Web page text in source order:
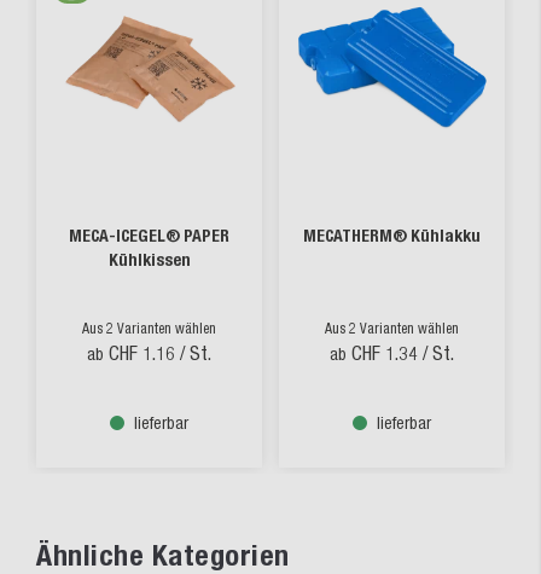
MECA-ICEGEL® PAPER
Kühlkissen
Aus 2 Varianten wählen
ab CHF 1.16 / St.
lieferbar
MECATHERM® Kühlakku
Aus 2 Varianten wählen
ab CHF 1.34 / St.
lieferbar
Ähnliche Kategorien